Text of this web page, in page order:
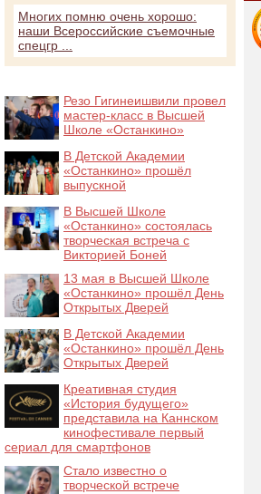
Многих помню очень хорошо:
наши Всероссийские съемочные
спецгр ...
Резо Гигинеишвили провел
мастер-класс в Высшей
Школе «Останкино»
В Детской Академии
«Останкино» прошёл
выпускной
В Высшей Школе
«Останкино» состоялась
творческая встреча с
Викторией Боней
13 мая в Высшей Школе
«Останкино» прошёл День
Открытых Дверей
В Детской Академии
«Останкино» прошёл День
Открытых Дверей
Креативная студия
«История будущего»
представила на Каннском
кинофестивале первый
сериал для смартфонов
Стало известно о
творческой встрече